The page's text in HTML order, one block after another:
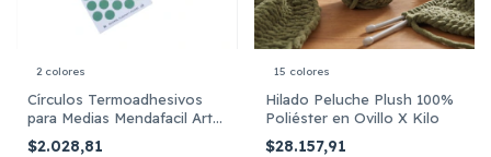
2 colores
Círculos Termoadhesivos
para Medias Mendafacil Art
806 x 60 unidades
$2.028,81
15 colores
Hilado Peluche Plush 100%
Poliéster en Ovillo X Kilo
$28.157,91